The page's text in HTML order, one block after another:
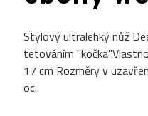
Stylový ultralehký nůž
tetováním
17 cm Rozměry v
oc..